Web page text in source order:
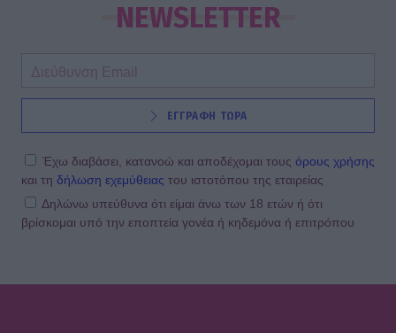
NEWSLETTER
ΕΓΓΡΑΦΗ ΤΩΡΑ
Έχω διαβάσει, κατανοώ και αποδέχομαι τους όρους χρήσης
και τη δήλωση εχεμύθειας του ιστοτόπου της εταιρείας
Δηλώνω υπεύθυνα ότι είμαι άνω των 18 ετών ή ότι
βρίσκομαι υπό την εποπτεία γονέα ή κηδεμόνα ή επιτρόπου